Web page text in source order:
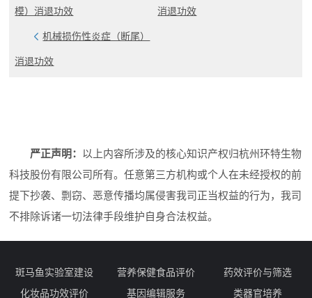
模）消退功效
消退功效
机械损伤性炎症（断尾）
消退功效
严正声明： 以上内容所涉及的核心知识产权归杭州环特生物
科技股份有限公司所有。任意第三方机构或个人在未经授权的前
提下抄袭、剽窃、恶意传播均属侵害我司正当权益的行为，我司
不排除诉诸一切法律手段维护自身合法权益。
斑马鱼实验室建设 营养保健食品评价
药效评价与筛选
化妆品功效评价
基因编辑服务 类器官培养